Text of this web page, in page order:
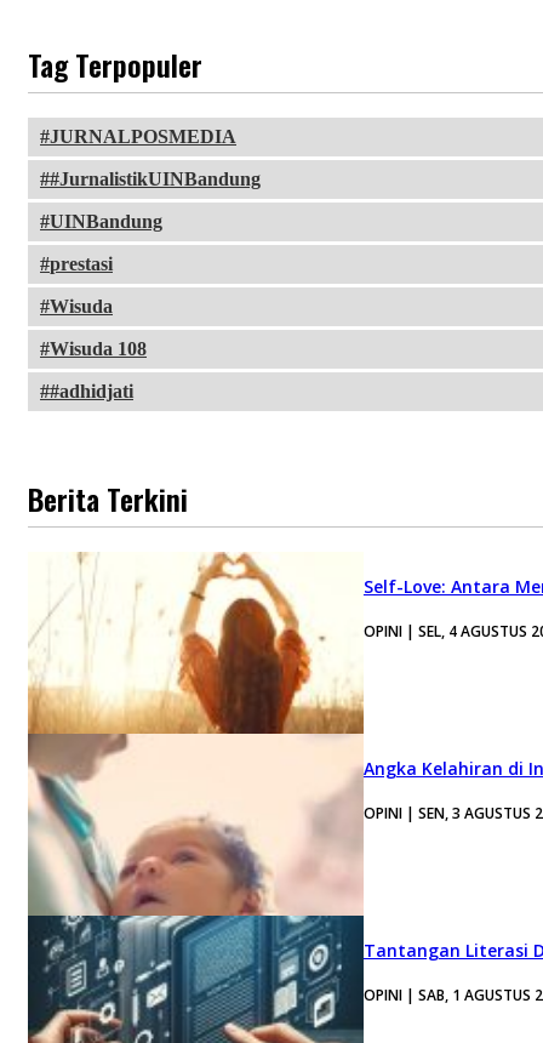
Tag Terpopuler
JURNALPOSMEDIA
#JurnalistikUINBandung
UINBandung
prestasi
Wisuda
Wisuda 108
#adhidjati
Berita Terkini
Self-Love: Antara
OPINI | SEL, 4 AGUSTUS
Angka Kelahiran di
OPINI | SEN, 3 AGUSTUS
Tantangan Literasi
OPINI | SAB, 1 AGUSTUS